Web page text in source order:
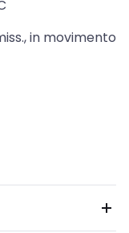
in movimento